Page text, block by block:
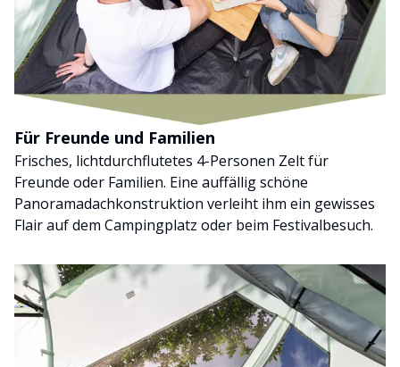
Für Freunde und Familien
Frisches, lichtdurchflutetes 4-Personen Zelt für
Freunde oder Familien. Eine auffällig schöne
Panoramadachkonstruktion verleiht ihm ein gewisses
Flair auf dem Campingplatz oder beim Festivalbesuch.